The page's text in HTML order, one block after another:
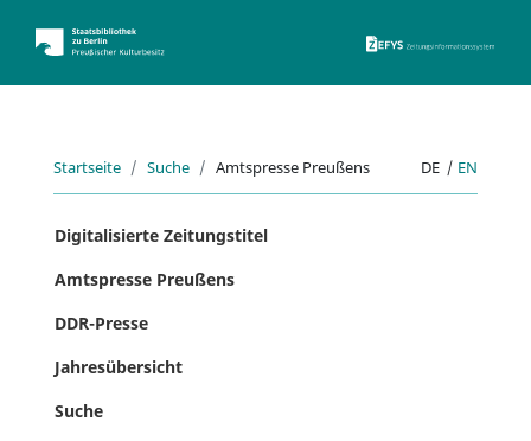
Startseite Suche Amtspresse Preußens DE | EN
Digitalisierte Zeitungstitel
Amtspresse Preußens
DDR-Presse
Jahresübersicht
Suche